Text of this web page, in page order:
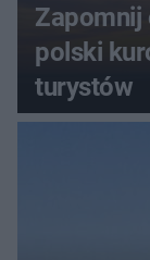
Zapomnij
polski
turystów